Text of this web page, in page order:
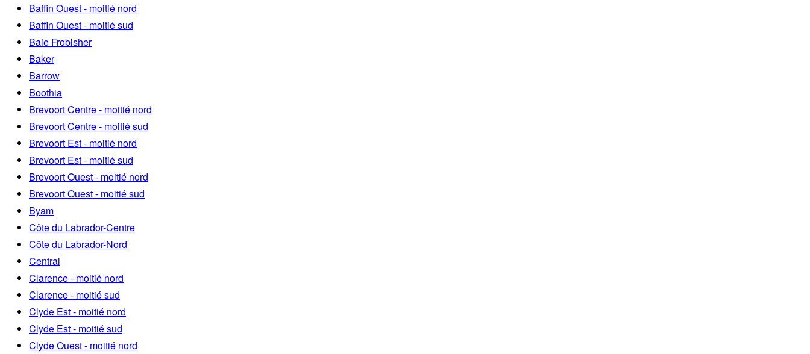
Baffin Ouest - moitié nord
Baffin Ouest - moitié sud
Baie Frobisher
Baker
Barrow
Boothia
Brevoort Centre - moitié nord
Brevoort Centre - moitié sud
Brevoort Est - moitié nord
Brevoort Est - moitié sud
Brevoort Ouest - moitié nord
Brevoort Ouest - moitié sud
Byam
Côte du Labrador-Centre
Côte du Labrador-Nord
Central
Clarence - moitié nord
Clarence - moitié sud
Clyde Est - moitié nord
Clyde Est - moitié sud
Clyde Ouest - moitié nord